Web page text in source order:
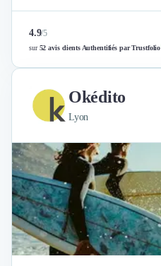
4.9/5
sur52 avis clients Authentifiés par Trustfolio
Okédito
Lyon